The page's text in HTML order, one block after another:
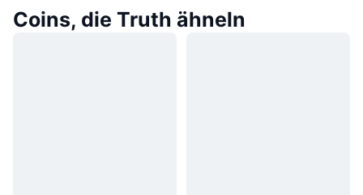
Coins, die Truth ähneln